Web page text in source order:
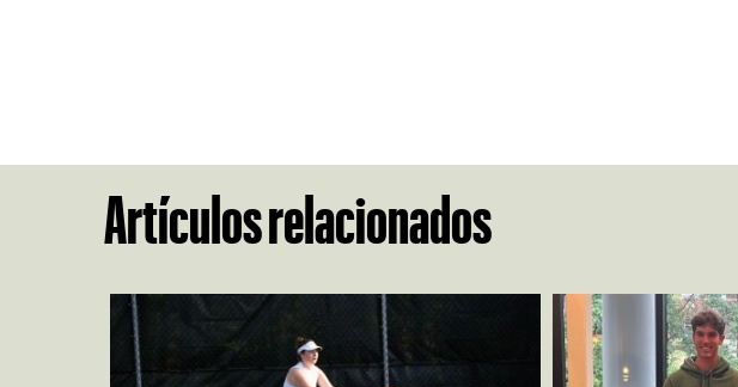
Artículos relacionados